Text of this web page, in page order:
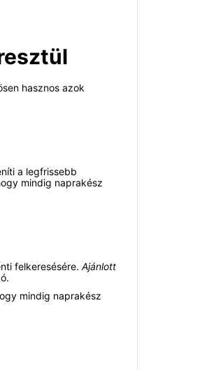
hasznos azok
a legfrissebb
mindig naprakész
felkeresésére. Ajánlott
mindig naprakész